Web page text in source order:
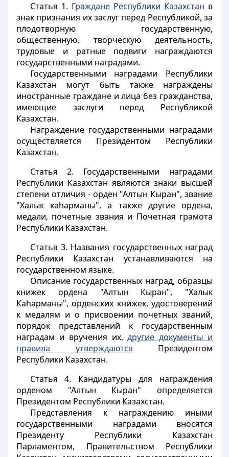
Статья 1. Граждане Республики Казахстан в
знак признания их заслуг перед Республикой, за
плодотворную государственную,
общественную, творческую деятельность,
трудовые и ратные подвиги награждаются
государственными наградами.
Государственными наградами Республики
Казахстан могут быть также награждены
иностранные граждане и лица без гражданства,
имеющие заслуги перед Республикой
Казахстан.
Награждение государственными наградами
осуществляется Президентом Республики
Казахстан.
Статья 2. Государственными наградами
Республики Казахстан являются знаки высшей
степени отличия - орден "Алтын Кыран", звание
"Халык каhарманы", а также другие ордена,
медали, почетные звания и Почетная грамота
Республики Казахстан.
Статья 3. Названия государственных наград
Республики Казахстан устанавливаются на
государственном языке.
Описание государственных наград, образцы
книжек ордена "Алтын Кыран", "Халык
Каhарманы", орденских книжек, удостоверений
к медалям и о присвоении почетных званий,
порядок представлений к государственным
наградам и вручения их,другие документы и
правила утверждаются Президентом
Республики Казахстан.
Статья 4. Кандидатуры для награждения
орденом "Алтын Кыран" определяется
Президентом Республики Казахстан.
Представления к награждению иными
государственными наградами вносятся
Президенту Республики Казахстан
Парламентом, Правительством Республики